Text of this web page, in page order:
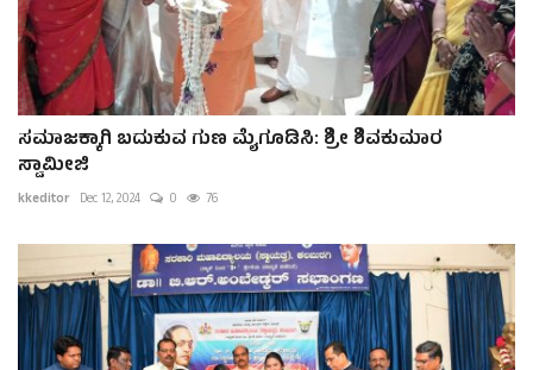
ಸಮಾಜಕ್ಕಾಗಿ ಬದುಕುವ ಗುಣ ಮೈಗೂಡಿಸಿ: ಶ್ರೀ ಶಿವಕುಮಾರ
ಸ್ವಾಮೀಜಿ
kkeditor Dec 12, 2024 0 76